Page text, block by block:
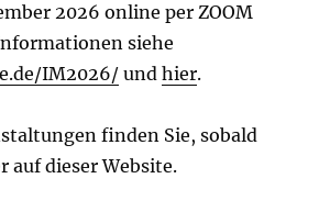
2026 online per ZOOM
siehe
IM2026/ undhier.
finden Sie, sobald
auf dieser Website.